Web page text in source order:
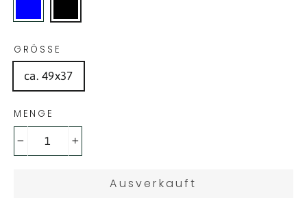
GRÖSSE
ca. 49x37
MENGE
Ausverkauft